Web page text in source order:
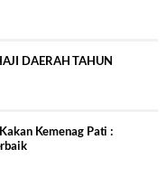
DAERAH TAHUN
Kemenag Pati :